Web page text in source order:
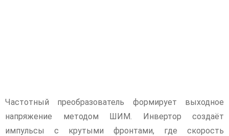
Частотный преобразователь формирует выходное
напряжение методом ШИМ. Инвертор создаёт
импульсы с крутыми фронтами, где скорость